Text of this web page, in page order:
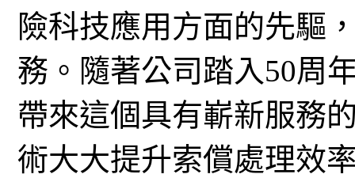
險科技應用方面的先驅
務。隨著公司踏入50周
帶來這個具有嶄新服務
術大大提升索償處理效